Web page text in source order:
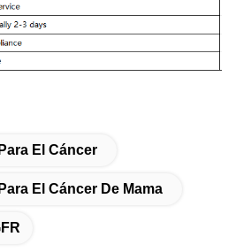
El Cáncer
El Cáncer De Mama